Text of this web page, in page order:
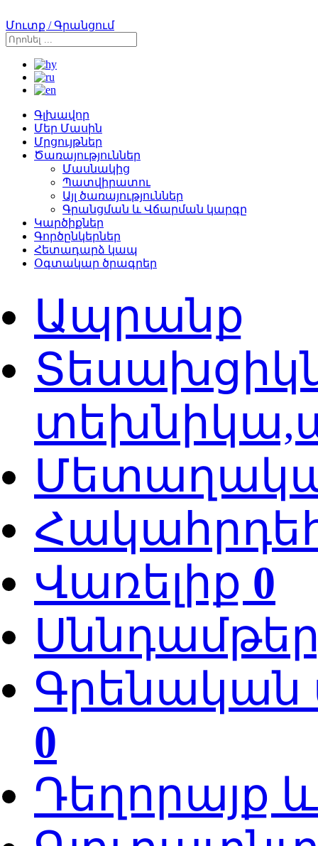
Մուտք / Գրանցում
Գլխավոր
Մեր Մասին
Մրցույթներ
Ծառայություններ
Մասնակից
Պատվիրատու
Այլ ծառայություններ
Գրանցման և Վճարման կարգը
Կարծիքներ
Գործընկերներ
Հետադարձ կապ
Օգտակար ծրագրեր
Ապրանք
Վառելիք 0
Գրենական
0
Դեղորայք